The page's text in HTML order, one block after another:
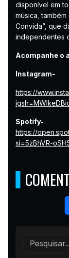
disponível em
música,
Convida”, que
independentes
Acompanhe o
Instagram-
https://
Spotify-
https://
si=5zBhVR-